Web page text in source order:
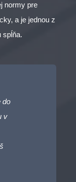
normy pre
a je jednou z
spĺňa.
do
v